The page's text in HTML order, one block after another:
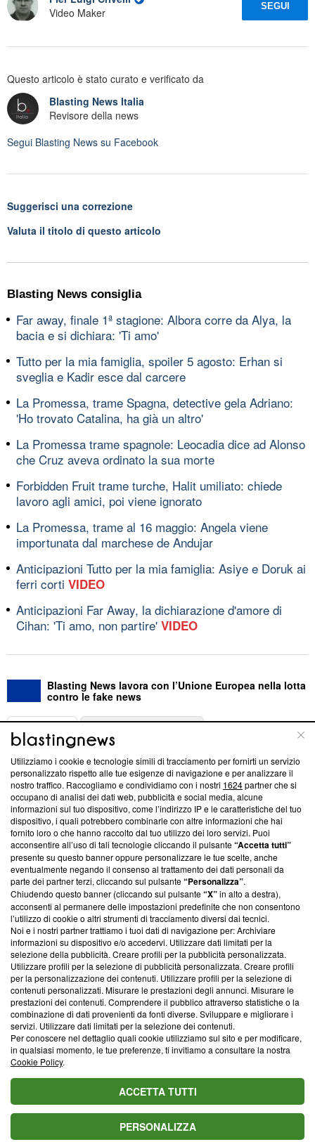
Video Maker
SEGUI
Questo articolo è stato curato e verificato da
Blasting News Italia
Revisore della news
Segui Blasting News su Facebook
Suggerisci una correzione
Valuta il titolo di questo articolo
Blasting News consiglia
Far away, finale 1ª stagione: Albora corre da Alya, la
bacia e si dichiara: 'Ti amo'
Tutto per la mia famiglia, spoiler 5 agosto: Erhan si
sveglia e Kadir esce dal carcere
La Promessa, trame Spagna, detective gela Adriano:
'Ho trovato Catalina, ha già un altro'
La Promessa trame spagnole: Leocadia dice ad Alonso
che Cruz aveva ordinato la sua morte
Forbidden Fruit trame turche, Halit umiliato: chiede
lavoro agli amici, poi viene ignorato
La Promessa, trame al 16 maggio: Angela viene
importunata dal marchese de Andujar
Anticipazioni Tutto per la mia famiglia: Asiye e Doruk ai
ferri corti VIDEO
Anticipazioni Far Away, la dichiarazione d'amore di
Cihan: 'Ti amo, non partire' VIDEO
Blasting News lavora con l’Unione Europea nella lotta
contro le fake news
ABOUT
Questa sezione offre informazioni trasparenti su Blasting
News, sui nostri processi editoriali e su come ci impegniamo a
creare news di qualità. Inoltre, afferma la nostra aderenza a
‘Trust Project - News with Integrity’Blasting News non è
ancora membro del programma, ma ha richiesto di farne
parte; Trust Project non ha ancora effettuato una verifica di
conformità agli standard.
Su di noi
Team editoriale
Corporate
Redazione
Informativa Privacy
Cookie Policy
Blasting SA, IDI CHE-247.845.224, Via Carlo Frasca, 3 - 6900
Lugano (Svizzera) Tel:+39 0690258937
© 2026 Blasting News
Utilizziamo i cookie e tecnologie simili di tracciamento per fornirti un servizio
personalizzato rispetto alle tue esigenze di navigazione e per analizzare il
nostro traffico. Raccogliamo e condividiamo con i nostri 1624partner che si
occupano di analisi dei dati web, pubblicità e social media, alcune
informazioni sul tuo dispositivo, come l’indirizzo IP e le caratteristiche del tuo
dispositivo, i quali potrebbero combinarle con altre informazioni che hai
fornito loro o che hanno raccolto dal tuo utilizzo dei loro servizi. Puoi
acconsentire all’uso di tali tecnologie cliccando il pulsante“Accetta tutti”
presente su questo banner oppure personalizzare le tue scelte, anche
eventualmente negando il consenso al trattamento dei dati personali da
parte dei partner terzi, cliccando sul pulsante“Personalizza”.
Chiudendo questo banner (cliccando sul pulsante“X”in alto a destra),
acconsenti al permanere delle impostazioni predefinite che non consentono
l’utilizzo di cookie o altri strumenti di tracciamento diversi dai tecnici.
Noi e i nostri partner trattiamo i tuoi dati di navigazione per: Archiviare
informazioni su dispositivo e/o accedervi. Utilizzare dati limitati per la
selezione della pubblicità. Creare profili per la pubblicità personalizzata.
Utilizzare profili per la selezione di pubblicità personalizzata. Creare profili
per la personalizzazione dei contenuti. Utilizzare profili per la selezione di
contenuti personalizzati. Misurare le prestazioni degli annunci. Misurare le
prestazioni dei contenuti. Comprendere il pubblico attraverso statistiche o la
combinazione di dati provenienti da fonti diverse. Sviluppare e migliorare i
servizi. Utilizzare dati limitati per la selezione dei contenuti.
Per conoscere nel dettaglio quali cookie utilizziamo sul sito e per modificare,
in qualsiasi momento, le tue preferenze, ti invitiamo a consultare la nostra
Cookie Policy.
ACCETTA TUTTI
PERSONALIZZA